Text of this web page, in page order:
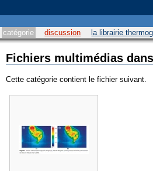
catégorie discussion la librairie
Fichiers multimédias
Cette catégorie contient le fichier suivant.